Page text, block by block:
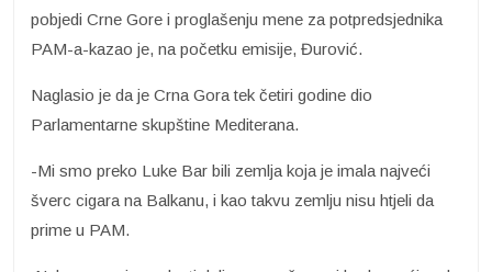
pobjedi Crne Gore i proglašenju mene za potpredsjednika
PAM-a-kazao je, na početku emisije, Đurović.
Naglasio je da je Crna Gora tek četiri godine dio
Parlamentarne skupštine Mediterana.
-Mi smo preko Luke Bar bili zemlja koja je imala najveći
šverc cigara na Balkanu, i kao takvu zemlju nisu htjeli da
prime u PAM.